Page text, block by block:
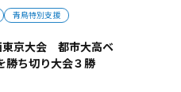
青鳥特別支援
東京大会 都市大高ベ
勝ち切り大会３勝